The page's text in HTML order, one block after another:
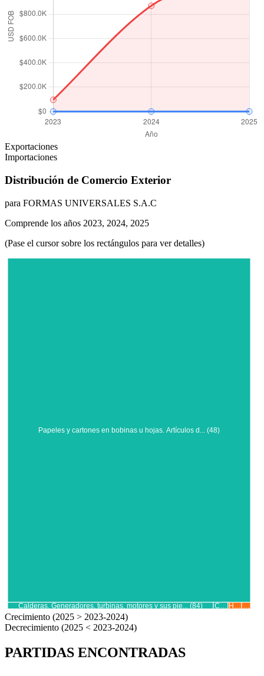
Exportaciones
Importaciones
Distribución de Comercio Exterior
para FORMAS UNIVERSALES S.A.C
Comprende los años 2023, 2024, 2025
(Pase el cursor sobre los rectángulos para ver detalles)
Papeles y cartones en bobinas u hojas. Artículos d... (48)
Calderas. Generadores, turbinas, motores y sus pie... (84) C… H……
Crecimiento (2025 > 2023-2024)
Decrecimiento (2025 < 2023-2024)
PARTIDAS ENCONTRADAS